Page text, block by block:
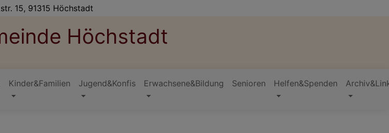
15, 91315 Höchstadt
Höchstadt
Kinder&Familien Jugend&Konfis Erwachsene&Bildung Senioren Helfen&Spenden